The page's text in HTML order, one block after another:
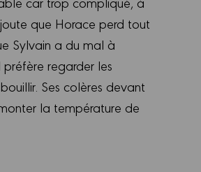
que Horace perd tout
Sylvain a du mal à
préfère regarder les
Ses colères devant
la température de